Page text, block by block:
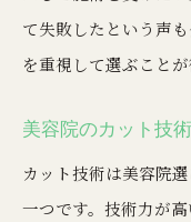
て失敗したという声
を重視して選ぶこと
美容院のカット技
カット技術は美容院
一つです。技術力が